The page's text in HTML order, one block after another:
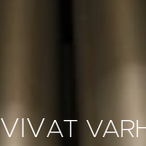
VIVAT